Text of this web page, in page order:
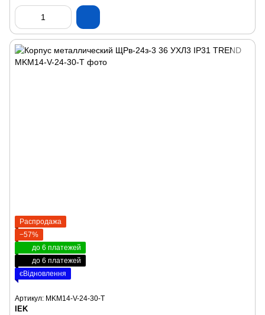
Распродажа
−57%
до 6 платежей
до 6 платежей
єВідновлення
Артикул: MKM14-V-24-30-T
IEK